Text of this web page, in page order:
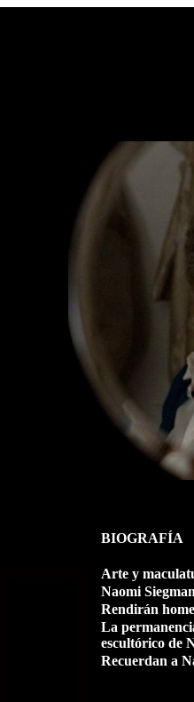
BIOGRAFÍA
Arte y
Naomi
Rendirán
La
escultórico de
Recuerdan a